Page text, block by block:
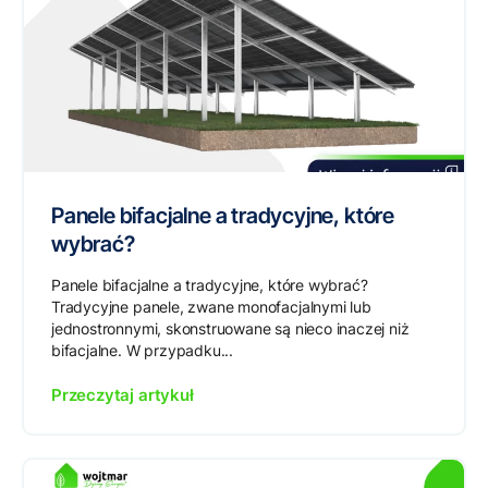
Panele bifacjalne a tradycyjne, które
wybrać?
Panele bifacjalne a tradycyjne, które wybrać?
Tradycyjne panele, zwane monofacjalnymi lub
jednostronnymi, skonstruowane są nieco inaczej niż
bifacjalne. W przypadku...
Przeczytaj artykuł